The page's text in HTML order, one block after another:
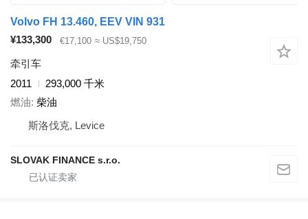
Volvo FH 13.460, EEV VIN 931
¥133,300
€17,100 ≈ US$19,750
牵引车
2011
293,000 千米
燃油 柴油
斯洛伐克, Levice
SLOVAK FINANCE s.r.o.